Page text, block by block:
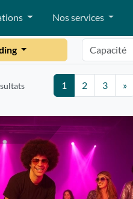
Nos services
1 2 3 »